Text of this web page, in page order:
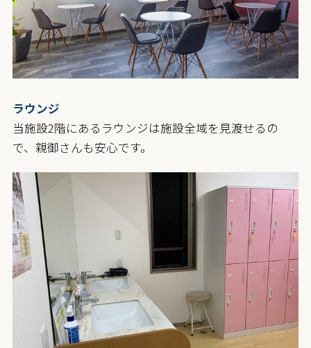
ラウンジ
当施設2階にあるラウンジは施設全域を見渡せるの
で、親御さんも安心です。